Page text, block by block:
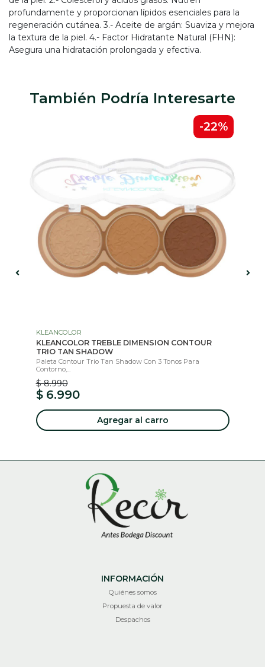
profundamente y proporcionan lípidos esenciales para la
regeneración cutánea. 3.- Aceite de argán: Suaviza y mejora
la textura de la piel. 4.- Factor Hidratante Natural (FHN):
Asegura una hidratación prolongada y efectiva.
También Podría Interesarte
-22%
KLEANCOLOR
KLEANCOLOR TREBLE DIMENSION CONTOUR
TRIO TAN SHADOW
Paleta Contour Trio Tan Shadow Con 3 Tonos Para
Contorno,...
$ 8.990
$ 6.990
Agregar al carro
INFORMACIÓN
Quiénes somos
Propuesta de valor
Despachos